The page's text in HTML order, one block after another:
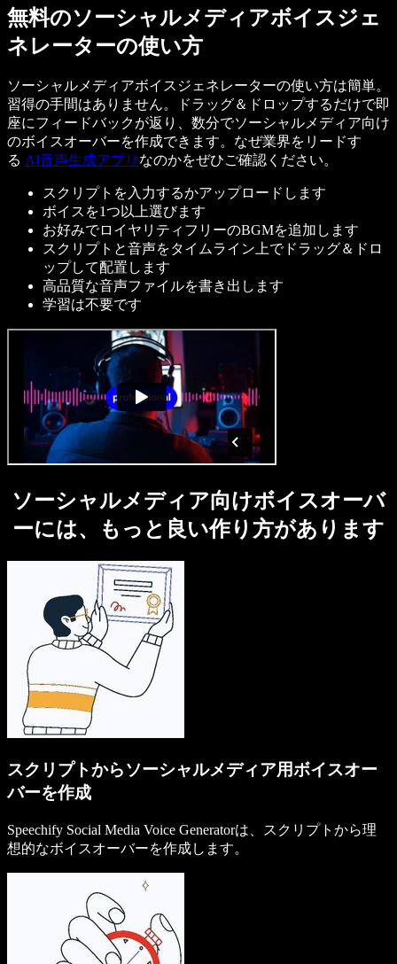
無料のソーシャルメディアボイスジェ
ネレーターの使い方
ソーシャルメディアボイスジェネレーターの使い方は簡単。
習得の手間はありません。ドラッグ＆ドロップするだけで即
座にフィードバックが返り、数分でソーシャルメディア向け
のボイスオーバーを作成できます。なぜ業界をリードす
る AI音声生成アプリ なのかをぜひご確認ください。
スクリプトを入力するかアップロードします
ボイスを1つ以上選びます
お好みでロイヤリティフリーのBGMを追加します
スクリプトと音声をタイムライン上でドラッグ＆ドロ
ップして配置します
高品質な音声ファイルを書き出します
学習は不要です
ソーシャルメディア向けボイスオーバ
ーには、もっと良い作り方があります
スクリプトからソーシャルメディア用ボイスオー
バーを作成
Speechify Social Media Voice Generatorは、スクリプトから理
想的なボイスオーバーを作成します。